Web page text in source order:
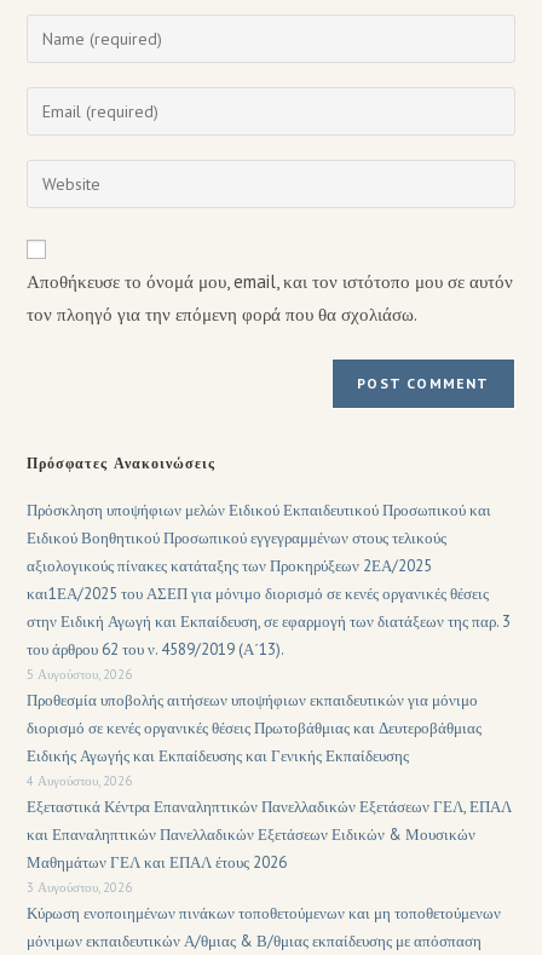
Αποθήκευσε το όνομά μου, email, και τον ιστότοπο μου σε αυτόν
τον πλοηγό για την επόμενη φορά που θα σχολιάσω.
Πρόσφατες Ανακοινώσεις
Πρόσκληση υποψήφιων μελών Ειδικού Εκπαιδευτικού Προσωπικού και
Ειδικού Βοηθητικού Προσωπικού εγγεγραμμένων στους τελικούς
αξιολογικούς πίνακες κατάταξης των Προκηρύξεων 2ΕΑ/2025
και1ΕΑ/2025 του ΑΣΕΠ για μόνιμο διορισμό σε κενές οργανικές θέσεις
στην Ειδική Αγωγή και Εκπαίδευση, σε εφαρμογή των διατάξεων της παρ. 3
του άρθρου 62 του ν. 4589/2019 (Α΄13).
5 Αυγούστου, 2026
Προθεσμία υποβολής αιτήσεων υποψήφιων εκπαιδευτικών για μόνιμο
διορισμό σε κενές οργανικές θέσεις Πρωτοβάθμιας και Δευτεροβάθμιας
Ειδικής Αγωγής και Εκπαίδευσης και Γενικής Εκπαίδευσης
4 Αυγούστου, 2026
Εξεταστικά Κέντρα Επαναληπτικών Πανελλαδικών Εξετάσεων ΓΕΛ, ΕΠΑΛ
και Επαναληπτικών Πανελλαδικών Εξετάσεων Ειδικών & Μουσικών
Μαθημάτων ΓΕΛ και ΕΠΑΛ έτους 2026
3 Αυγούστου, 2026
Κύρωση ενοποιημένων πινάκων τοποθετούμενων και μη τοποθετούμενων
μόνιμων εκπαιδευτικών Α/θμιας & Β/θμιας εκπαίδευσης με απόσπαση